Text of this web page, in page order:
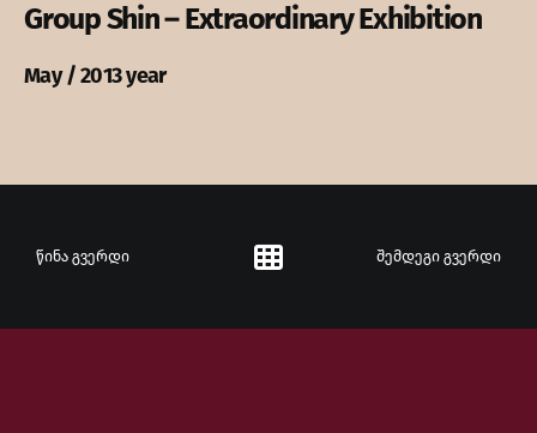
Group Shin – Extraordinary Exhibition
May / 2013 year
წინა გვერდი შემდეგი გვერდი